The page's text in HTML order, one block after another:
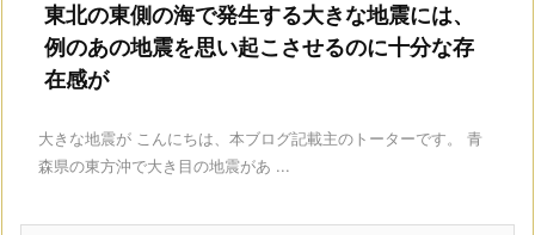
東北の東側の海で発生する大きな地震には、
例のあの地震を思い起こさせるのに十分な存
在感が
大きな地震が こんにちは、本ブログ記載主のトーターです。 青
森県の東方沖で大き目の地震があ ...